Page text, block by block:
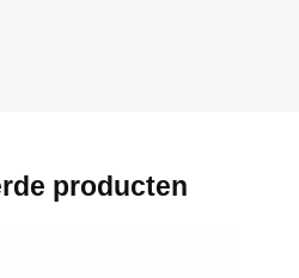
producten